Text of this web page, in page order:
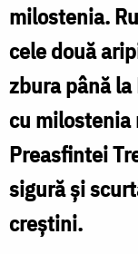
-
a
Izgonirii
lui
Adam
din
Rai
-
milostenia.
cele două
zbura până
cu milostenia
Preasfintei
sigură și
creștini.